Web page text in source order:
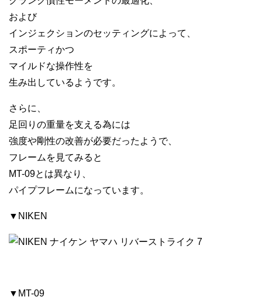
および
インジェクションのセッティングによって、
スポーティかつ
マイルドな操作性を
生み出しているようです。
さらに、
足回りの重量を支える為には
強度や剛性の改善が必要だったようで、
フレームを見てみると
MT-09とは異なり、
パイプフレームになっています。
▼NIKEN
▼MT-09